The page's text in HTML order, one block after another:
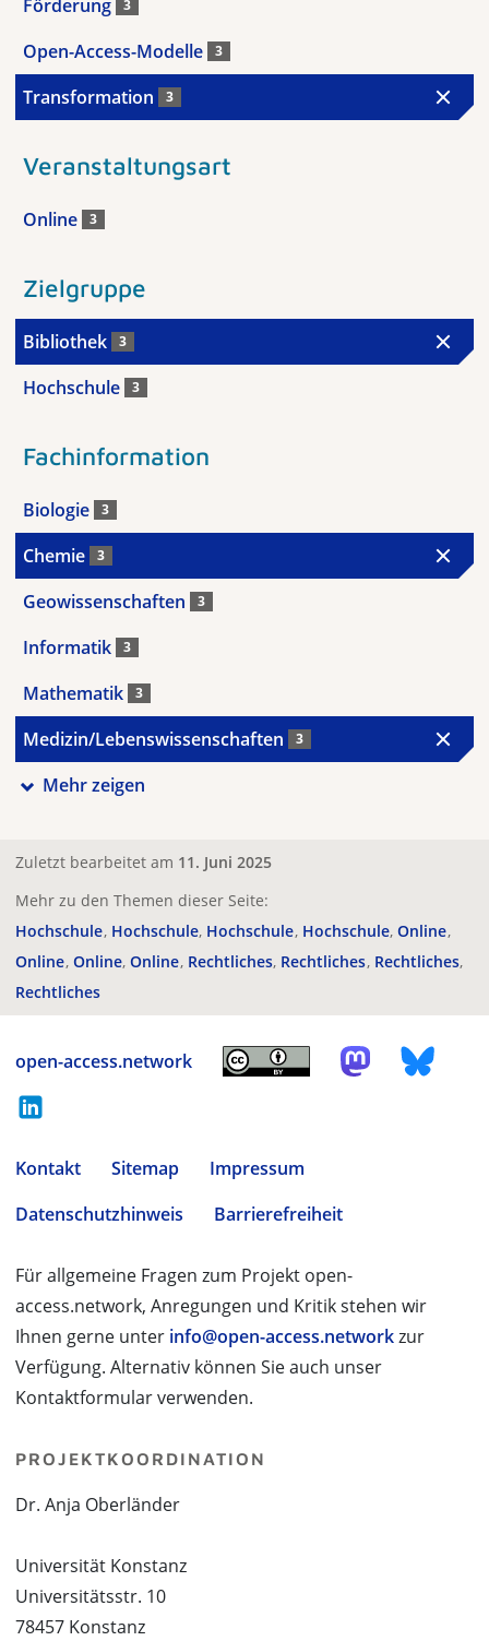
Förderung 3
Open-Access-Modelle 3
Transformation 3
Veranstaltungsart
Online 3
Zielgruppe
Bibliothek 3
Hochschule 3
Fachinformation
Biologie 3
Chemie 3
Geowissenschaften 3
Informatik 3
Mathematik 3
Medizin/Lebenswissenschaften 3
Mehr zeigen
Zuletzt bearbeitet am 11. Juni 2025
Mehr zu den Themen dieser Seite:
Hochschule Hochschule Hochschule Hochschule Online
Online Online Online Rechtliches Rechtliches Rechtliches
Rechtliches
open-access.network
Kontakt Sitemap
Impressum
Datenschutzhinweis
Barrierefreiheit
Für allgemeine Fragen zum Projekt open-
access.network, Anregungen und Kritik stehen wir
Ihnen gerne unter info@open-access.networkzur
Verfügung. Alternativ können Sie auch unser
Kontaktformular verwenden.
PROJEKTKOORDINATION
Dr. Anja Oberländer
Universität Konstanz
Universitätsstr. 10
78457 Konstanz